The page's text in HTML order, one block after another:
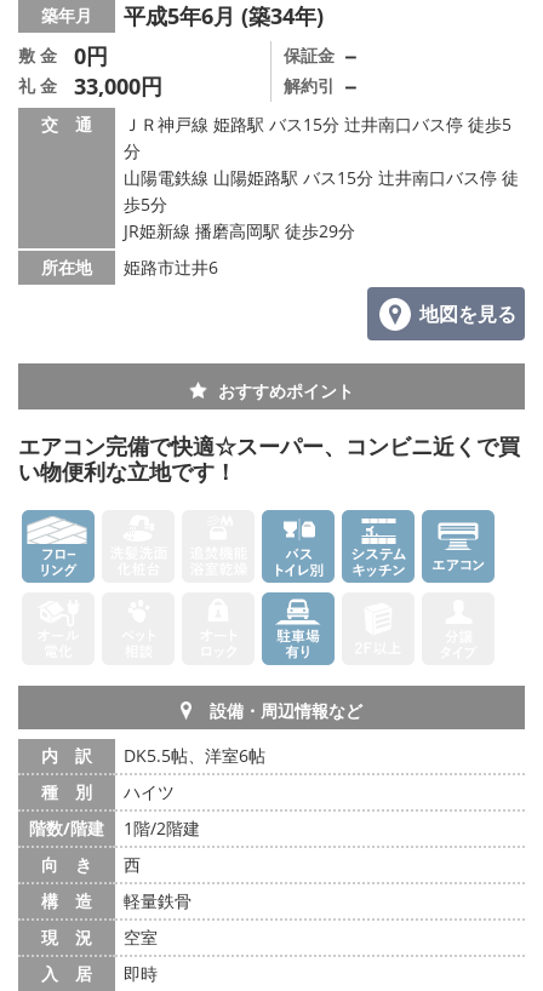
築年月 平成5年6月 (築34年)
敷 金 0円
礼 金 33,000円
保証金 －
解約引 －
交 通
ＪＲ神戸線 姫路駅 バス15分 辻井南口バス停 徒歩5
分
山陽電鉄線 山陽姫路駅 バス15分 辻井南口バス停 徒
歩5分
JR姫新線 播磨高岡駅 徒歩29分
所在地
姫路市辻井6
地図を見る
おすすめポイント
エアコン完備で快適☆スーパー、コンビニ近くで買
い物便利な立地です！
設備・周辺情報など
内 訳
DK5.5帖、洋室6帖
種 別
ハイツ
階数/階建
1階/2階建
向 き
西
構 造
軽量鉄骨
現 況
空室
入 居
即時